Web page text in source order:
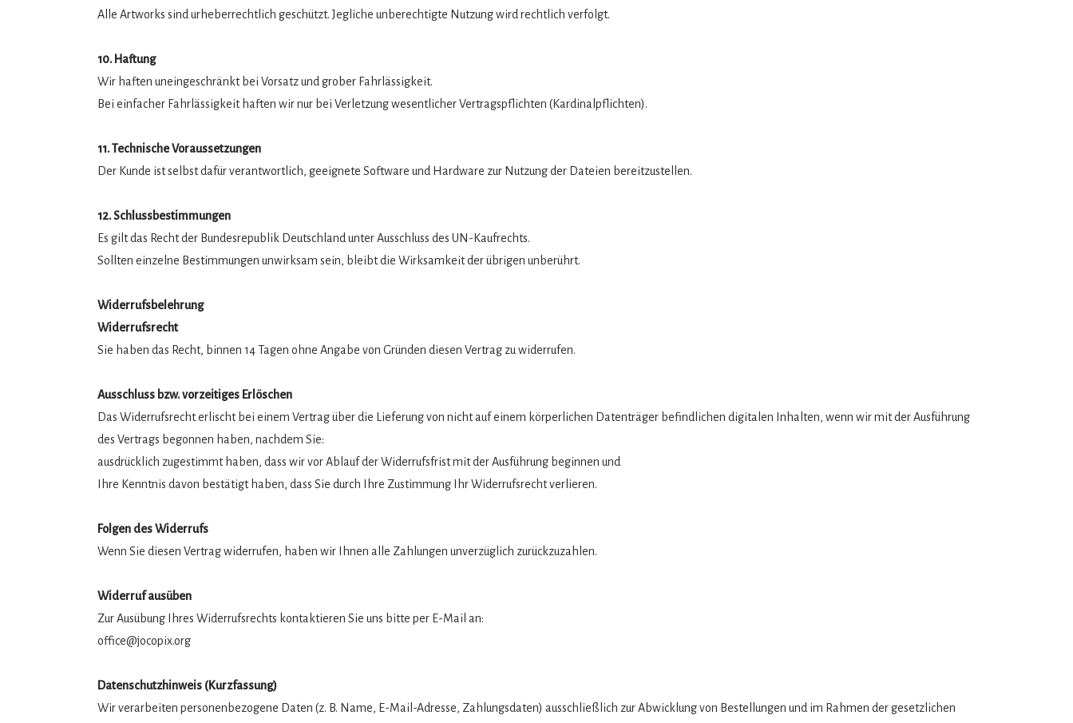
Alle Artworks sind urheberrechtlich geschützt. Jegliche unberechtigte Nutzung wird rechtlich verfolgt.
10. Haftung
Wir haften uneingeschränkt bei Vorsatz und grober Fahrlässigkeit.
Bei einfacher Fahrlässigkeit haften wir nur bei Verletzung wesentlicher Vertragspflichten (Kardinalpflichten).
11. Technische Voraussetzungen
Der Kunde ist selbst dafür verantwortlich, geeignete Software und Hardware zur Nutzung der Dateien bereitzustellen.
12. Schlussbestimmungen
Es gilt das Recht der Bundesrepublik Deutschland unter Ausschluss des UN-Kaufrechts.
Sollten einzelne Bestimmungen unwirksam sein, bleibt die Wirksamkeit der übrigen unberührt.
Widerrufsbelehrung
Widerrufsrecht
Sie haben das Recht, binnen 14 Tagen ohne Angabe von Gründen diesen Vertrag zu widerrufen.
Ausschluss bzw. vorzeitiges Erlöschen
Das Widerrufsrecht erlischt bei einem Vertrag über die Lieferung von nicht auf einem körperlichen Datenträger befindlichen digitalen Inhalten, wenn wir mit der Ausführung
des Vertrags begonnen haben, nachdem Sie:
ausdrücklich zugestimmt haben, dass wir vor Ablauf der Widerrufsfrist mit der Ausführung beginnen und
Ihre Kenntnis davon bestätigt haben, dass Sie durch Ihre Zustimmung Ihr Widerrufsrecht verlieren.
Folgen des Widerrufs
Wenn Sie diesen Vertrag widerrufen, haben wir Ihnen alle Zahlungen unverzüglich zurückzuzahlen.
Widerruf ausüben
Zur Ausübung Ihres Widerrufsrechts kontaktieren Sie uns bitte per E-Mail an:
office@jocopix.org
Datenschutzhinweis (Kurzfassung)
Wir verarbeiten personenbezogene Daten (z. B. Name, E-Mail-Adresse, Zahlungsdaten) ausschließlich zur Abwicklung von Bestellungen und im Rahmen der gesetzlichen